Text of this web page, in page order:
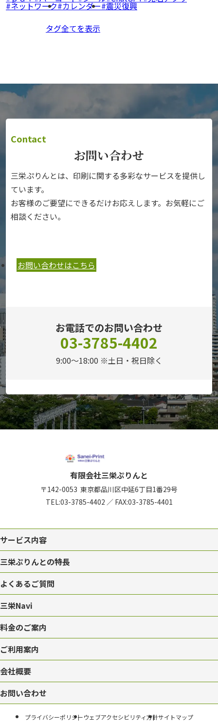
ネットワーク カレンダー 震災復興
タグ全てを表示
Contact
お問い合わせ
三栄ぷりんとは、印刷に関する多彩なサービスを提供し
ています。
お客様のご要望にできるだけお応えします。お気軽にご
相談ください。
お問い合わせはこちら
お電話でのお問い合わせ
03-3785-4402
9:00～18:00 ※土日・祝日除く
有限会社三栄ぷりんと
〒142-0053 東京都品川区中延6丁目1番29号
TEL:03-3785-4402 ／ FAX:03-3785-4401
サービス内容
三栄ぷりんとの特長
よくあるご質問
三栄Navi
料金のご案内
ご利用案内
会社概要
お問い合わせ
プライバシーポリシーウェブアクセシビリティ方針サイトマップ